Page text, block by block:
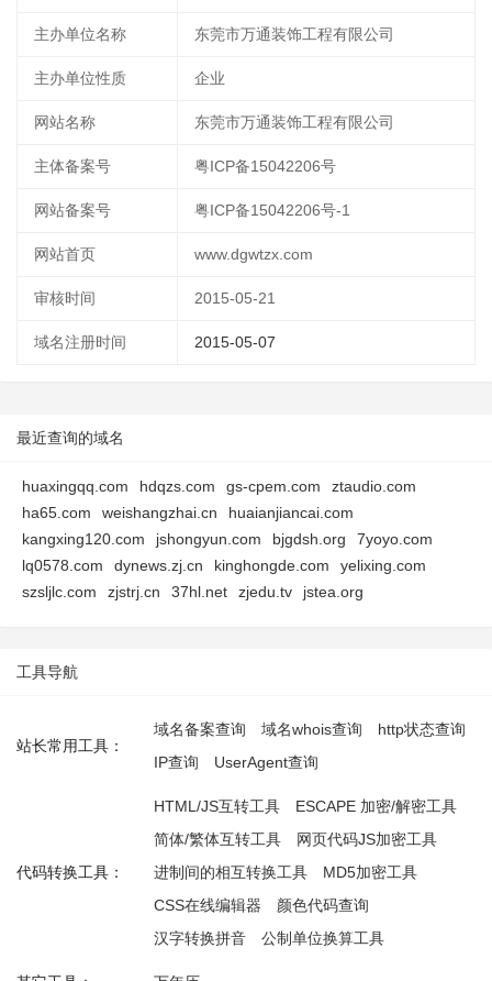
主办单位名称 东莞市万通装饰工程有限公司
主办单位性质 企业
网站名称 东莞市万通装饰工程有限公司
主体备案号 粤ICP备15042206号
网站备案号 粤ICP备15042206号-1
网站首页 www.dgwtzx.com
审核时间 2015-05-21
域名注册时间 2015-05-07
最近查询的域名
huaxingqq.com hdqzs.com gs-cpem.com
ztaudio.com
ha65.com
weishangzhai.cn
huaianjiancai.com
kangxing120.com
jshongyun.com bjgdsh.org
7yoyo.com
lq0578.com
dynews.zj.cn kinghongde.com
yelixing.com
szsljlc.com
zjstrj.cn 37hl.net zjedu.tv jstea.org
工具导航
站长常用工具：
域名备案查询 域名whois查询
http状态查询
IP查询
UserAgent查询
代码转换工具：
HTML/JS互转工具
ESCAPE 加密/解密工具
简体/繁体互转工具
网页代码JS加密工具
进制间的相互转换工具
MD5加密工具
CSS在线编辑器
颜色代码查询
汉字转换拼音
公制单位换算工具